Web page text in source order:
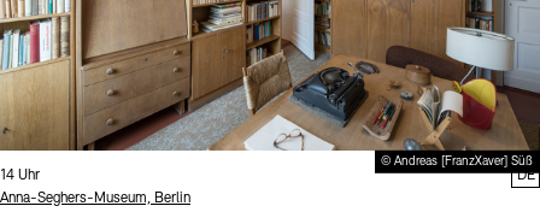
© Andreas [FranzXaver] Süß
Uhrzeit:
14 Uhr
Standort
Anna-Seghers-Museum, Berlin
DE